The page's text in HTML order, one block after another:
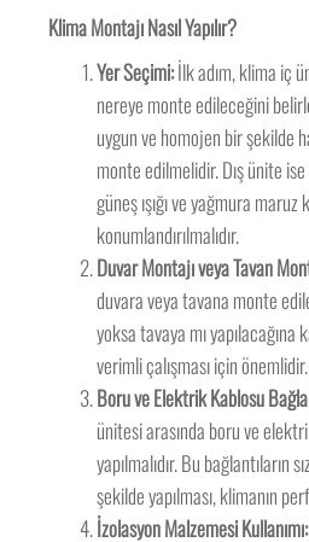
Klima Montajı Nasıl Yapılır?
Yer Seçimi:İlk adım, klima iç
nereye monte edileceğini
uygun ve homojen bir şekilde
monte edilmelidir. Dış ünite
güneş ışığı ve yağmura
konumlandırılmalıdır.
Duvar Montajı veya Tavan
duvara veya tavana monte
yoksa tavaya mı
verimli çalışması için önemlidir.
Boru ve Elektrik Kablosu
ünitesi arasında boru ve
yapılmalıdır. Bu bağlantıların
şekilde yapılması, klimanın
İzolasyon Malzemesi Kullanımı: